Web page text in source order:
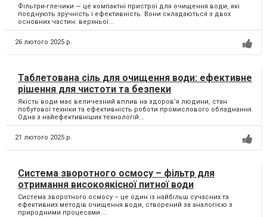
Фільтри-глечики — це компактні пристрої для очищення води, які
поєднують зручність і ефективність. Вони складаються з двох
основних частин: верхньої...
26 лютого 2025 р.
Таблетована сіль для очищення води: ефективне
рішення для чистоти та безпеки
Якість води має величезний вплив на здоров’я людини, стан
побутової техніки та ефективність роботи промислового обладнання.
Одна з найефективніших технологій...
21 лютого 2025 р.
Система зворотного осмосу – фільтр для
отримання високоякісної питної води
Система зворотного осмосу – це один із найбільш сучасних та
ефективних методів очищення води, створений за аналогією з
природними процесами....